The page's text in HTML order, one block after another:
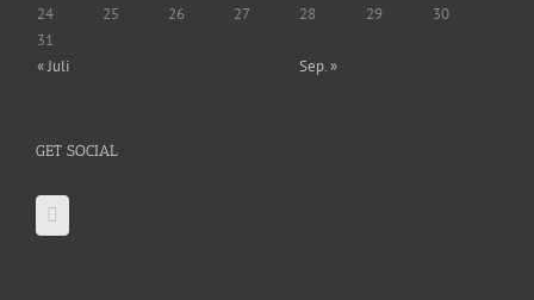
24
25 26 27 28 29
30
31
« Juli
Sep. »
GET SOCIAL